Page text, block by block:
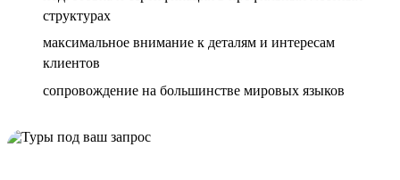
структурах
максимальное внимание к деталям и интересам
клиентов
сопровождение на большинстве мировых языков